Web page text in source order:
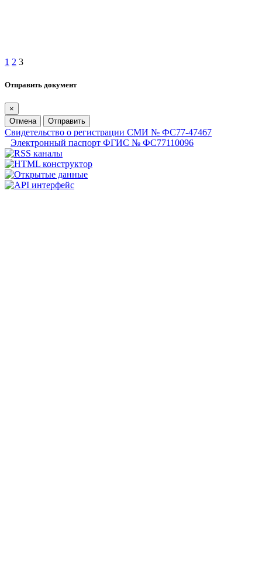
1 2 3
Отправить документ
×
Отмена
Отправить
Свидетельство о регистрации СМИ № ФС77-47467
Электронный паспорт ФГИС № ФС77110096